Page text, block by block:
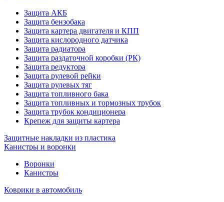
Защита АКБ
Защита бензобака
Защита картера двигателя и КПП
Защита кислородного датчика
Защита радиатора
Защита раздаточной коробки (РК)
Защита редуктора
Защита рулевой рейки
Защита рулевых тяг
Защита топливного бака
Защита топливных и тормозных трубок
Защита трубок кондиционера
Крепеж для защиты картера
Защитные накладки из пластика
Канистры и воронки
Воронки
Канистры
Коврики в автомобиль